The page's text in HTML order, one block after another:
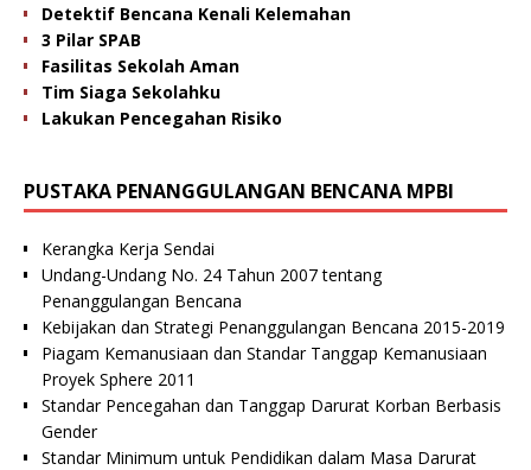
Detektif Bencana Kenali Kelemahan
3 Pilar SPAB
Fasilitas Sekolah Aman
Tim Siaga Sekolahku
Lakukan Pencegahan Risiko
PUSTAKA PENANGGULANGAN BENCANA MPBI
Kerangka Kerja Sendai
Undang-Undang No. 24 Tahun 2007 tentang
Penanggulangan Bencana
Kebijakan dan Strategi Penanggulangan Bencana 2015-2019
Piagam Kemanusiaan dan Standar Tanggap Kemanusiaan
Proyek Sphere 2011
Standar Pencegahan dan Tanggap Darurat Korban Berbasis
Gender
Standar Minimum untuk Pendidikan dalam Masa Darurat